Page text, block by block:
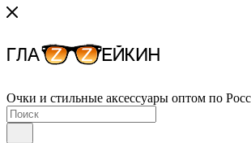
Очки и стильные аксессуары оптом по